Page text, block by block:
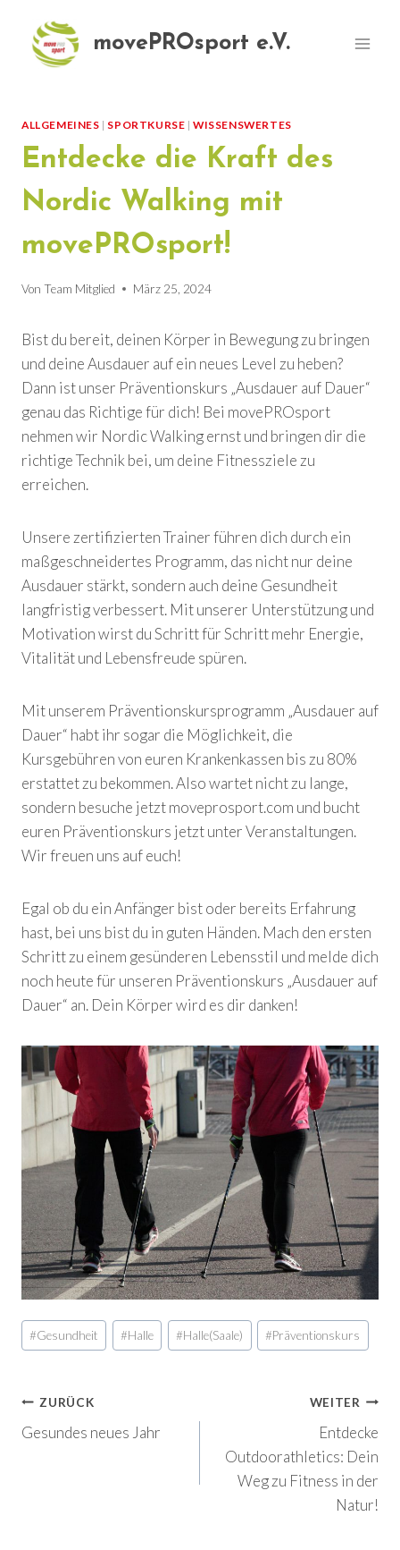
Inhalt
springen
movePROsport e.V.
ALLGEMEINES | SPORTKURSE |WISSENSWERTES
Entdecke die Kraft des
Nordic Walking mit
movePROsport!
Von Team Mitglied März 25, 2024
Bist du bereit, deinen Körper in Bewegung zu bringen
und deine Ausdauer auf ein neues Level zu heben?
Dann ist unser Präventionskurs „Ausdauer auf Dauer“
genau das Richtige für dich! Bei movePROsport
nehmen wir Nordic Walking ernst und bringen dir die
richtige Technik bei, um deine Fitnessziele zu
erreichen.
Unsere zertifizierten Trainer führen dich durch ein
maßgeschneidertes Programm, das nicht nur deine
Ausdauer stärkt, sondern auch deine Gesundheit
langfristig verbessert. Mit unserer Unterstützung und
Motivation wirst du Schritt für Schritt mehr Energie,
Vitalität und Lebensfreude spüren.
Mit unserem Präventionskursprogramm „Ausdauer auf
Dauer“ habt ihr sogar die Möglichkeit, die
Kursgebühren von euren Krankenkassen bis zu 80%
erstattet zu bekommen. Also wartet nicht zu lange,
sondern besuche jetzt moveprosport.com und bucht
euren Präventionskurs jetzt unter Veranstaltungen.
Wir freuen uns auf euch!
Egal ob du ein Anfänger bist oder bereits Erfahrung
hast, bei uns bist du in guten Händen. Mach den ersten
Schritt zu einem gesünderen Lebensstil und melde dich
noch heute für unseren Präventionskurs „Ausdauer auf
Dauer“ an. Dein Körper wird es dir danken!
Schlagworte:
#Gesundheit #Halle #Halle(Saale) #Präventionskurs
Beitragsnavigation
ZURÜCK
Gesundes neues Jahr
WEITER
Entdecke
Outdoorathletics: Dein
Weg zu Fitness in der
Natur!